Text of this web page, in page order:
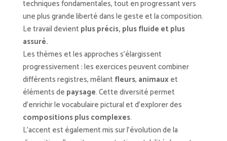
techniques fondamentales, tout en progressant vers
une plus grande liberté dans le geste et la composition.
Le travail devient plus précis, plus fluide et plus
assuré.
Les thèmes et les approches s’élargissent
progressivement : les exercices peuvent combiner
différents registres, mêlant fleurs, animauxet
éléments de paysage. Cette diversité permet
d’enrichir le vocabulaire pictural et d’explorer des
compositions plus complexes.
L’accent est également mis sur l’évolution de la